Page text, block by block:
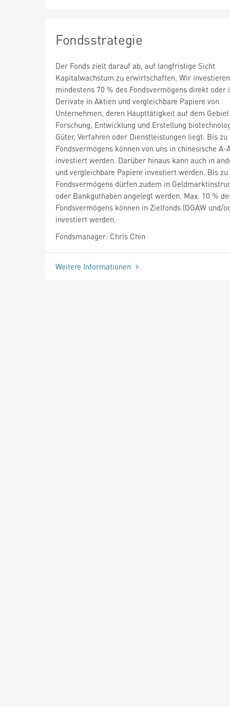
Fondsstrategie
Der Fonds zielt darauf ab, auf langfristige Sicht
Kapitalwachstum zu erwirtschaften. Wir investieren
mindestens 70 % des Fondsvermögens direkt oder
Derivate in Aktien und vergleichbare Papiere von
Unternehmen, deren Haupttätigkeit auf dem
Forschung, Entwicklung und Erstellung
Güter, Verfahren oder Dienstleistungen liegt. Bis zu
Fondsvermögens können von uns in chinesische A-
investiert werden. Darüber hinaus kann auch in
und vergleichbare Papiere investiert werden. Bis zu
Fondsvermögens dürfen zudem in
oder Bankguthaben angelegt werden. Max. 10 %
Fondsvermögens können in Zielfonds (OGAW und/
investiert werden.
Fondsmanager: Chris Chin
Weitere Informationen